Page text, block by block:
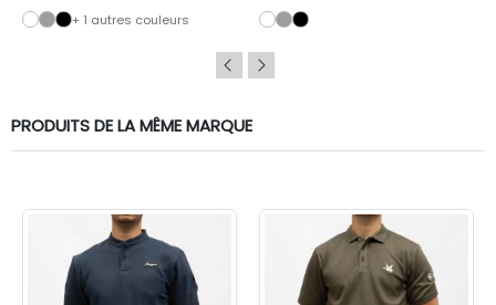
+ 1 autres couleurs
PRODUITS DE LA MÊME MARQUE